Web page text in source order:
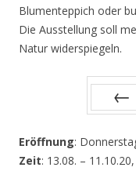
Blumenteppich oder
Die Ausstellung soll
Natur widerspiegeln.
Eröffnung:
Zeit: 13.08. –